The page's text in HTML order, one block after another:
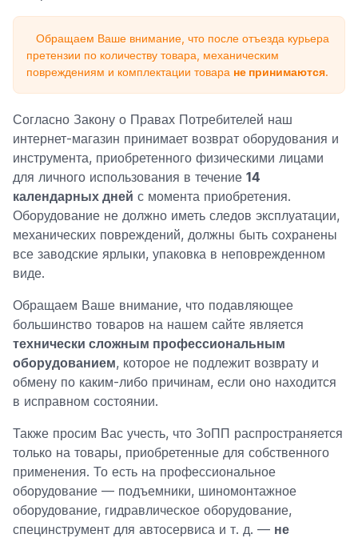
Обращаем Ваше внимание, что после отъезда курьера
претензии по количеству товара, механическим
повреждениям и комплектации товара не принимаются.
Согласно Закону о Правах Потребителей наш
интернет-магазин принимает возврат оборудования и
инструмента, приобретенного физическими лицами
для личного использования в течение 14
календарных дней с момента приобретения.
Оборудование не должно иметь следов эксплуатации,
механических повреждений, должны быть сохранены
все заводские ярлыки, упаковка в неповрежденном
виде.
Обращаем Ваше внимание, что подавляющее
большинство товаров на нашем сайте является
технически сложным профессиональным
оборудованием, которое не подлежит возврату и
обмену по каким-либо причинам, если оно находится
в исправном состоянии.
Также просим Вас учесть, что ЗоПП распространяется
только на товары, приобретенные для собственного
применения. То есть на профессиональное
оборудование — подъемники, шиномонтажное
оборудование, гидравлическое оборудование,
специнструмент для автосервиса и т. д. — не